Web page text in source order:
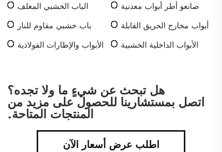
صانعو أطر أبواب معدنية
الباب الخشبي المغلف
أبواب مخارج الحريق القابلة
باب خشبي مقاوم للنار
الأبواب الداخلية الخشبية
الأبواب والإطارات الفولاذية
هل تبحث عن شيءٍ ما ولا تجده؟
اتصل بمستشارينا للحصول على مزيد من
المنتجات المتاحة.
اطلب عرض أسعار الآن